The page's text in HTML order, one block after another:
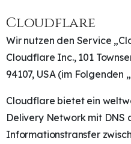
Cloudflare
Wir nutzen den Service
Cloudflare Inc., 101
94107, USA (im Folgenden
Cloudflare bietet ein
Delivery Network mit DNS
Informationstransfer